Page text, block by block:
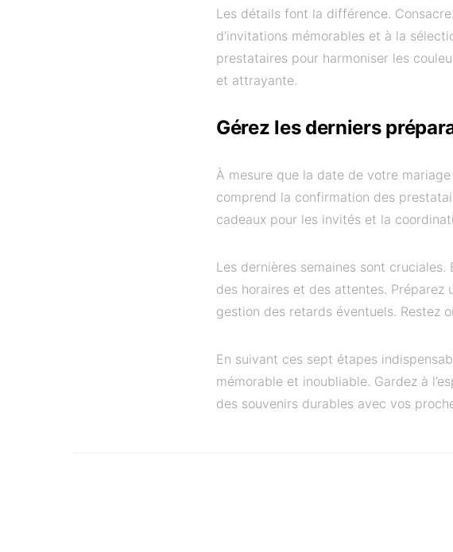
Les détails font la différence.
d’invitations mémorables et à la
prestataires pour harmoniser les
et attrayante.
Gérez les derniers
À mesure que la date de votre
comprend la confirmation des
cadeaux pour les invités et la
Les dernières semaines sont
des horaires et des attentes.
gestion des retards éventuels. Restez
En suivant ces sept étapes
mémorable et inoubliable. Gardez à
des souvenirs durables avec vos